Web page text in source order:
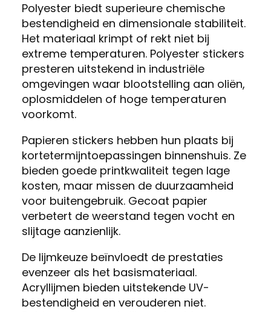
Polyester biedt superieure chemische
bestendigheid en dimensionale stabiliteit.
Het materiaal krimpt of rekt niet bij
extreme temperaturen. Polyester stickers
presteren uitstekend in industriële
omgevingen waar blootstelling aan oliën,
oplosmiddelen of hoge temperaturen
voorkomt.
Papieren stickers hebben hun plaats bij
kortetermijntoepassingen binnenshuis. Ze
bieden goede printkwaliteit tegen lage
kosten, maar missen de duurzaamheid
voor buitengebruik. Gecoat papier
verbetert de weerstand tegen vocht en
slijtage aanzienlijk.
De lijmkeuze beïnvloedt de prestaties
evenzeer als het basismateriaal.
Acryllijmen bieden uitstekende UV-
bestendigheid en verouderen niet.